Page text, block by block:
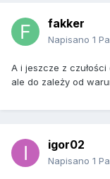
fakker
Napisano 1
A i jeszcze z
ale do zależy od
igor02
Napisano 1